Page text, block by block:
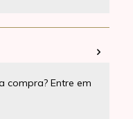
compra? Entre em